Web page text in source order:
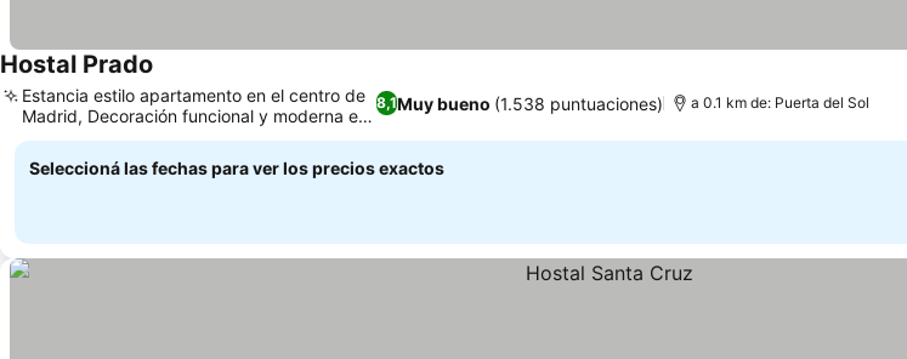
Hostal Prado
8,1Muy bueno (1.538 puntuaciones)
Estancia estilo apartamento en el centro de
Madrid, Decoración funcional y moderna en
las habitaciones
a 0.1 km de: Puerta del Sol
Seleccioná las fechas para ver los precios exactos